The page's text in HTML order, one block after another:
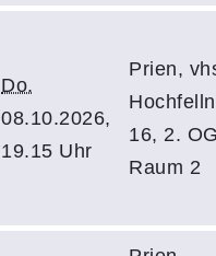
Do.
08.10.2026,
19.15 Uhr
Prien,
16, 2.
Raum 2